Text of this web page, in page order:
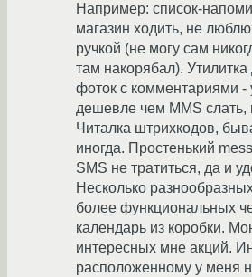
Например: список-
магазин ходить, не
ручкой (не могу сам
там накорябал). Утилитка
фоток с комментариями -
дешевле чем MMS слать,
Читалка штрихкодов,
иногда. Простенький
SMS не тратиться, да и
Несколько
более функциональных
календарь из коробки.
интересных мне акций.
расположенному у меня